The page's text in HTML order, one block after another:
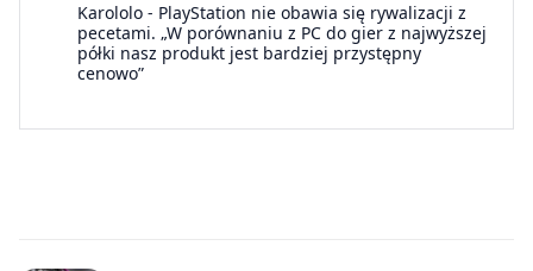
Karololo - PlayStation nie obawia się rywalizacji z
pecetami. „W porównaniu z PC do gier z najwyższej
półki nasz produkt jest bardziej przystępny
cenowo”